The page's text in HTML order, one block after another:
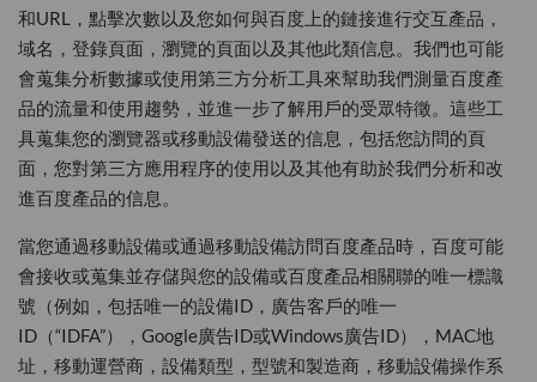
和URL，點擊次數以及您如何與百度上的鏈接進行交互產品，
域名，登錄頁面，瀏覽的頁面以及其他此類信息。我們也可能
會蒐集分析數據或使用第三方分析工具來幫助我們測量百度產
品的流量和使用趨勢，並進一步了解用戶的受眾特徵。這些工
具蒐集您的瀏覽器或移動設備發送的信息，包括您訪問的頁
面，您對第三方應用程序的使用以及其他有助於我們分析和改
進百度產品的信息。
當您通過移動設備或通過移動設備訪問百度產品時，百度可能
會接收或蒐集並存儲與您的設備或百度產品相關聯的唯一標識
號（例如，包括唯一的設備ID，廣告客戶的唯一
ID（“IDFA”），Google廣告ID或Windows廣告ID），MAC地
址，移動運營商，設備類型，型號和製造商，移動設備操作系